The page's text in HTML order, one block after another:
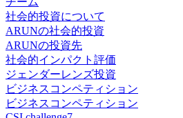
社会的投資について
ARUNの社会的投資
ARUNの投資先
社会的インパクト評価
ジェンダーレンズ投資
ビジネスコンペティション
ビジネスコンペティション